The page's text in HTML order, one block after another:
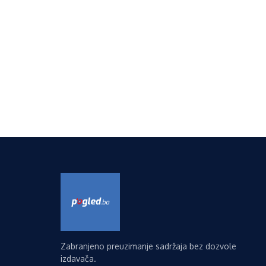
Zabranjeno preuzimanje sadržaja bez dozvole
izdavača.